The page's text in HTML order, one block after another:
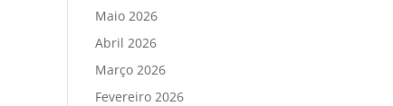
Maio 2026
Abril 2026
Março 2026
Fevereiro 2026